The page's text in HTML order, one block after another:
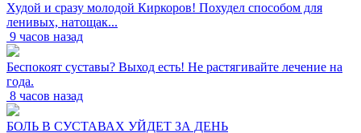
Худой и сразу молодой Киркоров! Похудел способом для
ленивых, натощак...
9 часов назад
Беспокоят суставы? Выход есть! Не растягивайте лечение на
года.
8 часов назад
БОЛЬ В СУСТАВАХ УЙДЕТ ЗА ДЕНЬ